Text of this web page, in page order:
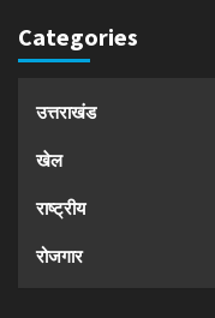
Categories
उत्तराखंड
खेल
राष्ट्रीय
रोजगार